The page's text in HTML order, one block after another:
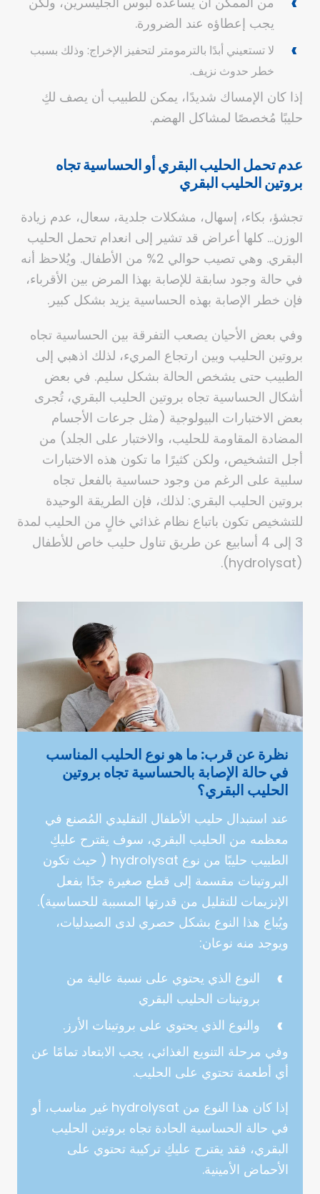
يجب إعطاؤه عند الضرورة.
لا تستعيني أبدًا بالترمومتر لتحفيز الإخراج: وذلك بسبب
خطر حدوث نزيف.
إذا كان الإمساك شديدًا، يمكن للطبيب أن يصف لكِ
حليبًا مُخصصًا لمشاكل الهضم.
عدم تحمل الحليب البقري أو الحساسية تجاه
بروتين الحليب البقري
تجشؤ، بكاء، إسهال، مشكلات جلدية، سعال، عدم زيادة
الوزن… كلها أعراض قد تشير إلى انعدام تحمل الحليب
البقري. وهي تصيب حوالي 2% من الأطفال. ويُلاحظ أنه
في حالة وجود سابقة للإصابة بهذا المرض بين الأقرباء،
فإن خطر الإصابة بهذه الحساسية يزيد بشكل كبير.
وفي بعض الأحيان يصعب التفرقة بين الحساسية تجاه
بروتين الحليب وبين ارتجاع المريء، لذلك اذهبي إلى
الطبيب حتى يشخص الحالة بشكل سليم. في بعض
أشكال الحساسية تجاه بروتين الحليب البقري، تُجرى
بعض الاختبارات البيولوجية (مثل جرعات الأجسام
المضادة المقاومة للحليب، والاختبار على الجلد) من
أجل التشخيص، ولكن كثيرًا ما تكون هذه الاختبارات
سلبية على الرغم من وجود حساسية بالفعل تجاه
بروتين الحليب البقري: لذلك، فإن الطريقة الوحيدة
للتشخيص تكون باتباع نظام غذائي خالٍ من الحليب لمدة
3 إلى 4 أسابيع عن طريق تناول حليب خاص للأطفال
(hydrolysat).
نظرة عن قرب: ما هو نوع الحليب المناسب
في حالة الإصابة بالحساسية تجاه بروتين
الحليب البقري؟
عند استبدال حليب الأطفال التقليدي المُصنع في
معظمه من الحليب البقري، سوف يقترح عليكِ
الطبيب حليبًا من نوع hydrolysat ( حيث تكون
البروتينات مقسمة إلى قطع صغيرة جدًا بفعل
الإنزيمات للتقليل من قدرتها المسببة للحساسية).
ويُباع هذا النوع بشكل حصري لدى الصيدليات،
ويوجد منه نوعان:
النوع الذي يحتوي على نسبة عالية من
بروتينات الحليب البقري
والنوع الذي يحتوي على بروتينات الأرز.
وفي مرحلة التنويع الغذائي، يجب الابتعاد تمامًا عن
أي أطعمة تحتوي على الحليب.
إذا كان هذا النوع من hydrolysat غير مناسب، أو
في حالة الحساسية الحادة تجاه بروتين الحليب
البقري، فقد يقترح عليكِ تركيبة تحتوي على
الأحماض الأمينية.